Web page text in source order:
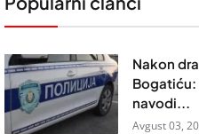
Nakon
Bogatiću:
navodi...
Avgust 03,